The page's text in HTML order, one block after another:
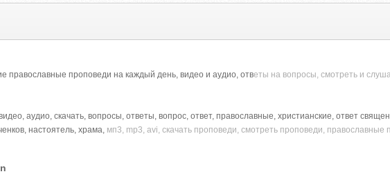
православные проповеди на каждый день, видео и аудио, ответы на вопросы, смотреть и
аудио, скачать, вопросы, ответы, вопрос, ответ, православные, христианские, ответ
настоятель, храма, мп3, mp3, avi, скачать проповеди, смотреть проповеди, православные